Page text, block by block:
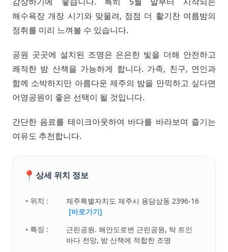
해수욕장 개장 시기와 맞물려, 점점 더 활기찬 여름밤의
정취를 미리 느껴볼 수 있습니다.
공원 곳곳에 설치된 조명은 은은한 빛을 더해 안전하고
쾌적한 밤 산책을 가능하게 합니다. 가족, 친구, 연인과
함께 소박하지만 아름다운 제주의 밤을 만끽하고 싶다면
어영공원이 좋은 선택이 될 것입니다.
간단한 음료를 테이크아웃하여 바다를 바라보며 즐기는
여유도 추천합니다.
📍 상세 위치 정보
• 위치 :
제주특별자치도 제주시 용담삼동 2396-16
[바로가기]
• 특징 :
근린공원. 해안도로변 근린공원, 탁 트인
바다 전망, 밤 산책에 적합한 조명